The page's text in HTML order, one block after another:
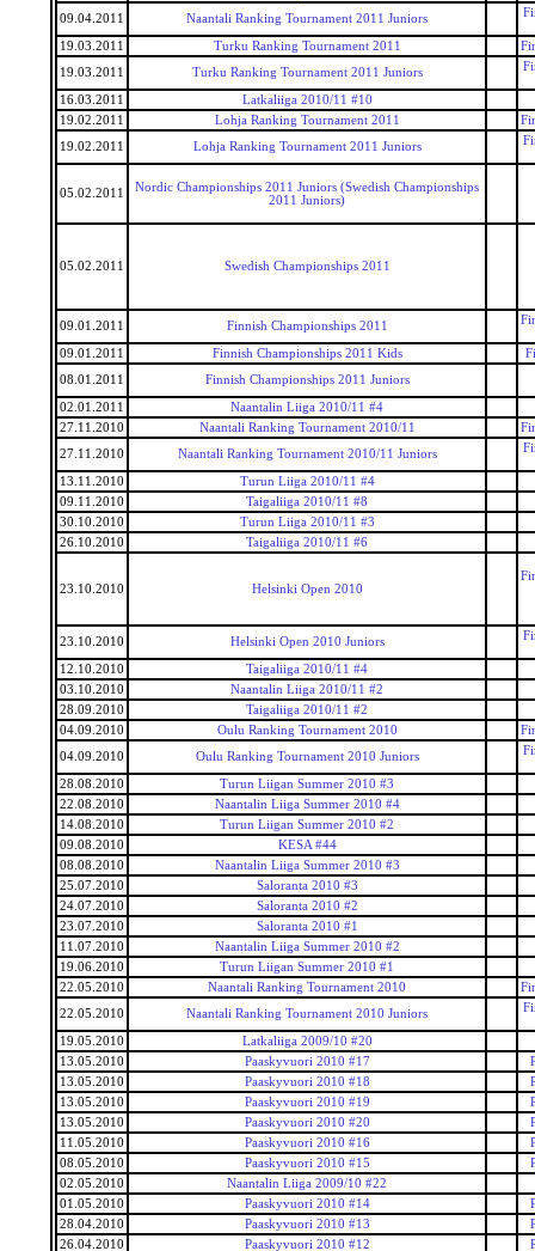
09.04.2011
Naantali Ranking Tournament 2011 Juniors
19.03.2011 Turku Ranking Tournament 2011
19.03.2011
Turku Ranking Tournament 2011 Juniors
16.03.2011
Latkaliiga 2010/11 #10
19.02.2011
Lohja Ranking Tournament 2011
19.02.2011
Lohja Ranking Tournament 2011 Juniors
05.02.2011
Nordic Championships 2011 Juniors (Swedish Championships
2011 Juniors)
05.02.2011 Swedish Championships 2011
09.01.2011 Finnish Championships 2011
09.01.2011 Finnish Championships 2011 Kids
08.01.2011
Finnish Championships 2011 Juniors
02.01.2011
Naantalin Liiga 2010/11 #4
27.11.2010
Naantali Ranking Tournament 2010/11
27.11.2010
Naantali Ranking Tournament 2010/11 Juniors
13.11.2010
Turun Liiga 2010/11 #4
09.11.2010
Taigaliiga 2010/11 #8
30.10.2010
Turun Liiga 2010/11 #3
26.10.2010
Taigaliiga 2010/11 #6
23.10.2010 Helsinki Open 2010
23.10.2010 Helsinki Open 2010 Juniors
12.10.2010
Taigaliiga 2010/11 #4
03.10.2010
Naantalin Liiga 2010/11 #2
28.09.2010
Taigaliiga 2010/11 #2
04.09.2010
Oulu Ranking Tournament 2010
04.09.2010
Oulu Ranking Tournament 2010 Juniors
28.08.2010
Turun Liigan Summer 2010 #3
22.08.2010
Naantalin Liiga Summer 2010 #4
14.08.2010
Turun Liigan Summer 2010 #2
09.08.2010
KESA #44
08.08.2010
Naantalin Liiga Summer 2010 #3
25.07.2010
Saloranta 2010 #3
24.07.2010
Saloranta 2010 #2
23.07.2010
Saloranta 2010 #1
11.07.2010
Naantalin Liiga Summer 2010 #2
19.06.2010
Turun Liigan Summer 2010 #1
22.05.2010
Naantali Ranking Tournament 2010
22.05.2010
Naantali Ranking Tournament 2010 Juniors
19.05.2010
Latkaliiga 2009/10 #20
13.05.2010
Paaskyvuori 2010 #17
13.05.2010
Paaskyvuori 2010 #18
13.05.2010
Paaskyvuori 2010 #19
13.05.2010
Paaskyvuori 2010 #20
11.05.2010
Paaskyvuori 2010 #16
08.05.2010
Paaskyvuori 2010 #15
02.05.2010
Naantalin Liiga 2009/10 #22
01.05.2010
Paaskyvuori 2010 #14
28.04.2010
Paaskyvuori 2010 #13
26.04.2010
Paaskyvuori 2010 #12